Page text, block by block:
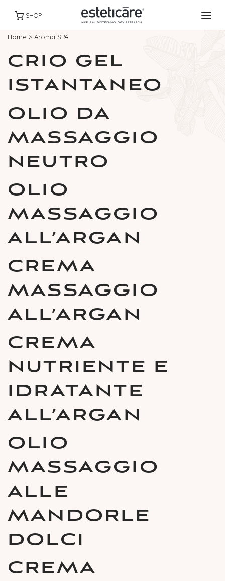
SHOP
Home > Aroma SPA
CRIO GEL
ISTANTANEO
OLIO DA
MASSAGGIO
NEUTRO
OLIO
MASSAGGIO
ALL’ARGAN
CREMA
MASSAGGIO
ALL’ARGAN
CREMA
NUTRIENTE E
IDRATANTE
ALL’ARGAN
OLIO
MASSAGGIO
ALLE
MANDORLE
DOLCI
CREMA